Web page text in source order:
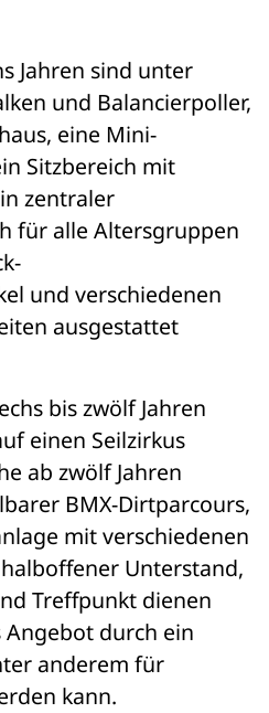
Jahren sind unter
und Balancierpoller,
eine Mini-
Sitzbereich mit
zentraler
für alle Altersgruppen
und verschiedenen
ausgestattet
bis zwölf Jahren
einen Seilzirkus
ab zwölf Jahren
BMX-Dirtparcours,
mit verschiedenen
Unterstand,
Treffpunkt dienen
Angebot durch ein
anderem für
kann.